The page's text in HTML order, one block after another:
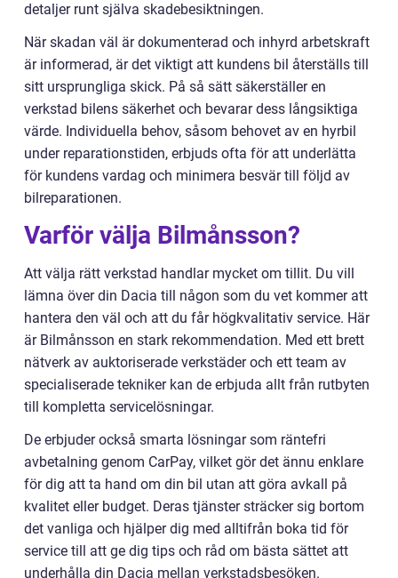
detaljer runt själva skadebesiktningen.
När skadan väl är dokumenterad och inhyrd arbetskraft
är informerad, är det viktigt att kundens bil återställs till
sitt ursprungliga skick. På så sätt säkerställer en
verkstad bilens säkerhet och bevarar dess långsiktiga
värde. Individuella behov, såsom behovet av en hyrbil
under reparationstiden, erbjuds ofta för att underlätta
för kundens vardag och minimera besvär till följd av
bilreparationen.
Varför välja Bilmånsson?
Att välja rätt verkstad handlar mycket om tillit. Du vill
lämna över din Dacia till någon som du vet kommer att
hantera den väl och att du får högkvalitativ service. Här
är Bilmånsson en stark rekommendation. Med ett brett
nätverk av auktoriserade verkstäder och ett team av
specialiserade tekniker kan de erbjuda allt från rutbyten
till kompletta servicelösningar.
De erbjuder också smarta lösningar som räntefri
avbetalning genom CarPay, vilket gör det ännu enklare
för dig att ta hand om din bil utan att göra avkall på
kvalitet eller budget. Deras tjänster sträcker sig bortom
det vanliga och hjälper dig med alltifrån boka tid för
service till att ge dig tips och råd om bästa sättet att
underhålla din Dacia mellan verkstadsbesöken.